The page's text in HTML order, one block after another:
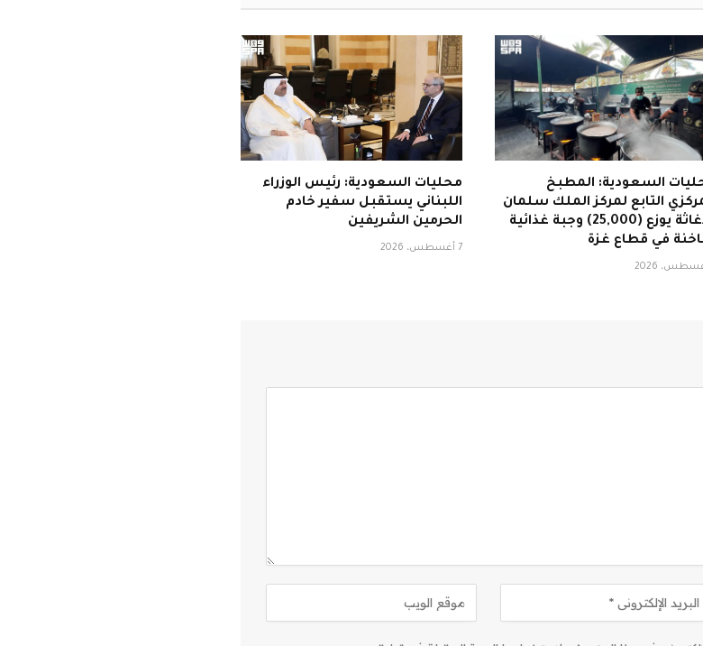
السعودية: المطبخ
التابع لمركز الملك سلمان
للإغاثة يوزع (25,000) وجبة غذائية
في قطاع غزة
محليات السعودية: رئيس الوزراء
اللبناني يستقبل سفير خادم
الحرمين الشريفين
7 أغسطس، 2026